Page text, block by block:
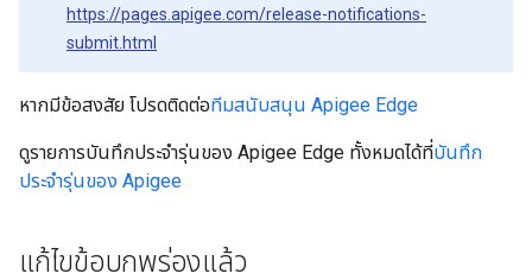
https://pages.apigee.com/release-notifications-
submit.html
หากมีข้อสงสัย โปรดติดต่อทีมสนับสนุน Apigee Edge
ดูรายการบันทึกประจำรุ่นของ Apigee Edge ทั้งหมดได้ที่บันทึก
ประจำรุ่นของ Apigee
แก้ไขข้อบกพร่องแล้ว